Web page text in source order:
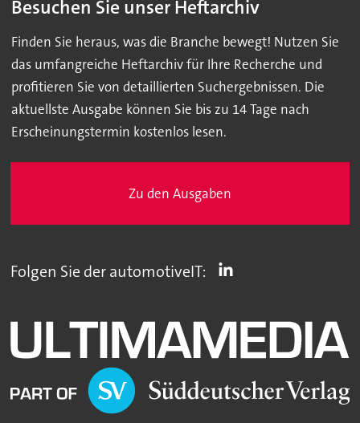
Besuchen Sie unser Heftarchiv
Finden Sie heraus, was die Branche bewegt! Nutzen Sie
das umfangreiche Heftarchiv für Ihre Recherche und
profitieren Sie von detaillierten Suchergebnissen. Die
aktuellste Ausgabe können Sie bis zu 14 Tage nach
Erscheinungstermin kostenlos lesen.
Zu den Ausgaben
Folgen Sie der automotiveIT: